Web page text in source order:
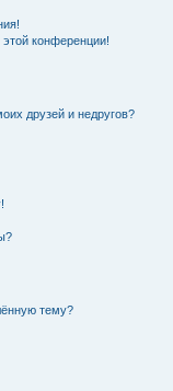
конференции!
друзей и недругов?
тему?